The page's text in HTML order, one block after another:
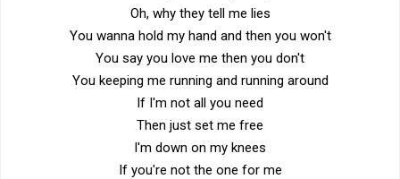
Oh, why they tell me lies
You wanna hold my hand and then you won't
You say you love me then you don't
You keeping me running and running around
If I'm not all you need
Then just set me free
I'm down on my knees
If you're not the one for me